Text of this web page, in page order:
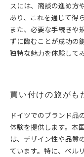
スには、商談の進め方
あり、これを通じて得
また、必要な手続きや
ずに臨むことが成功の
独特な魅力を体験して
買い付けの旅がも
ドイツでのブランド品
体験を提供します。本
は、デザイン性や品質
ています。特に、ベル